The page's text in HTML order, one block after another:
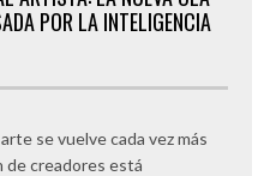
POR LA INTELIGENCIA
se vuelve cada vez más
de creadores está